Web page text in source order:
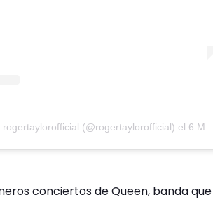
(@rogertaylorofficial) el 6 Mar, 2019 a las 5:55 PST
conciertos de Queen, banda